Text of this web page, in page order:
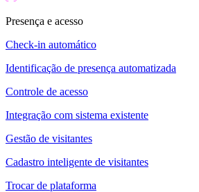
Presença e acesso
Check-in automático
Identificação de presença automatizada
Controle de acesso
Integração com sistema existente
Gestão de visitantes
Cadastro inteligente de visitantes
Trocar de plataforma